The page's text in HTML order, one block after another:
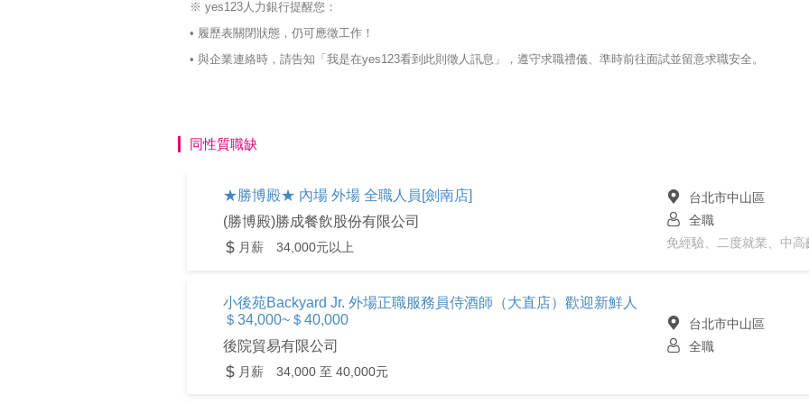
※ yes123人力銀行提醒您：
• 履歷表關閉狀態，仍可應徵工作！
• 與企業連絡時，請告知「我是在yes123看到此則徵人訊息」，遵守求職禮儀、準時前往面試並留意求職安全。
同性質職缺
★勝博殿★ 內場 外場 全職人員[劍南店]
(勝博殿)勝成餐飲股份有限公司
月薪 34,000元以上
台北市中山區
全職
免經驗、二度就業、中高
小後苑Backyard Jr. 外場正職服務員侍酒師（大直店）歡迎新鮮人
＄34,000~＄40,000
後院貿易有限公司
月薪 34,000 至 40,000元
台北市中山區
全職